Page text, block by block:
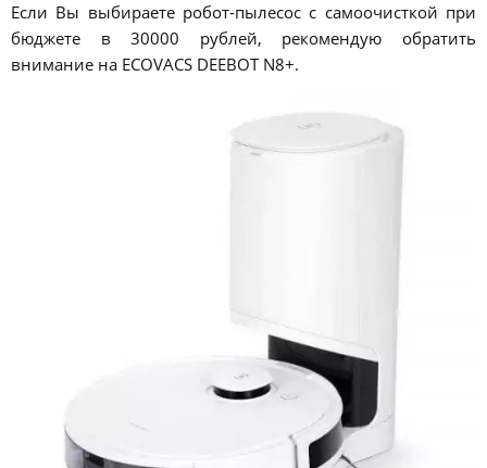
Если Вы выбираете робот-пылесос с самоочисткой при
бюджете в 30000 рублей, рекомендую обратить
внимание на ECOVACS DEEBOT N8+.